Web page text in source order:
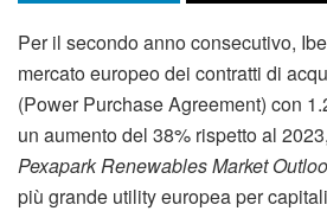
Per il secondo anno consecutivo,
mercato europeo dei contratti di
(Power Purchase Agreement) con
un aumento del 38% rispetto al
Pexapark Renewables Market
più grande utility europea per